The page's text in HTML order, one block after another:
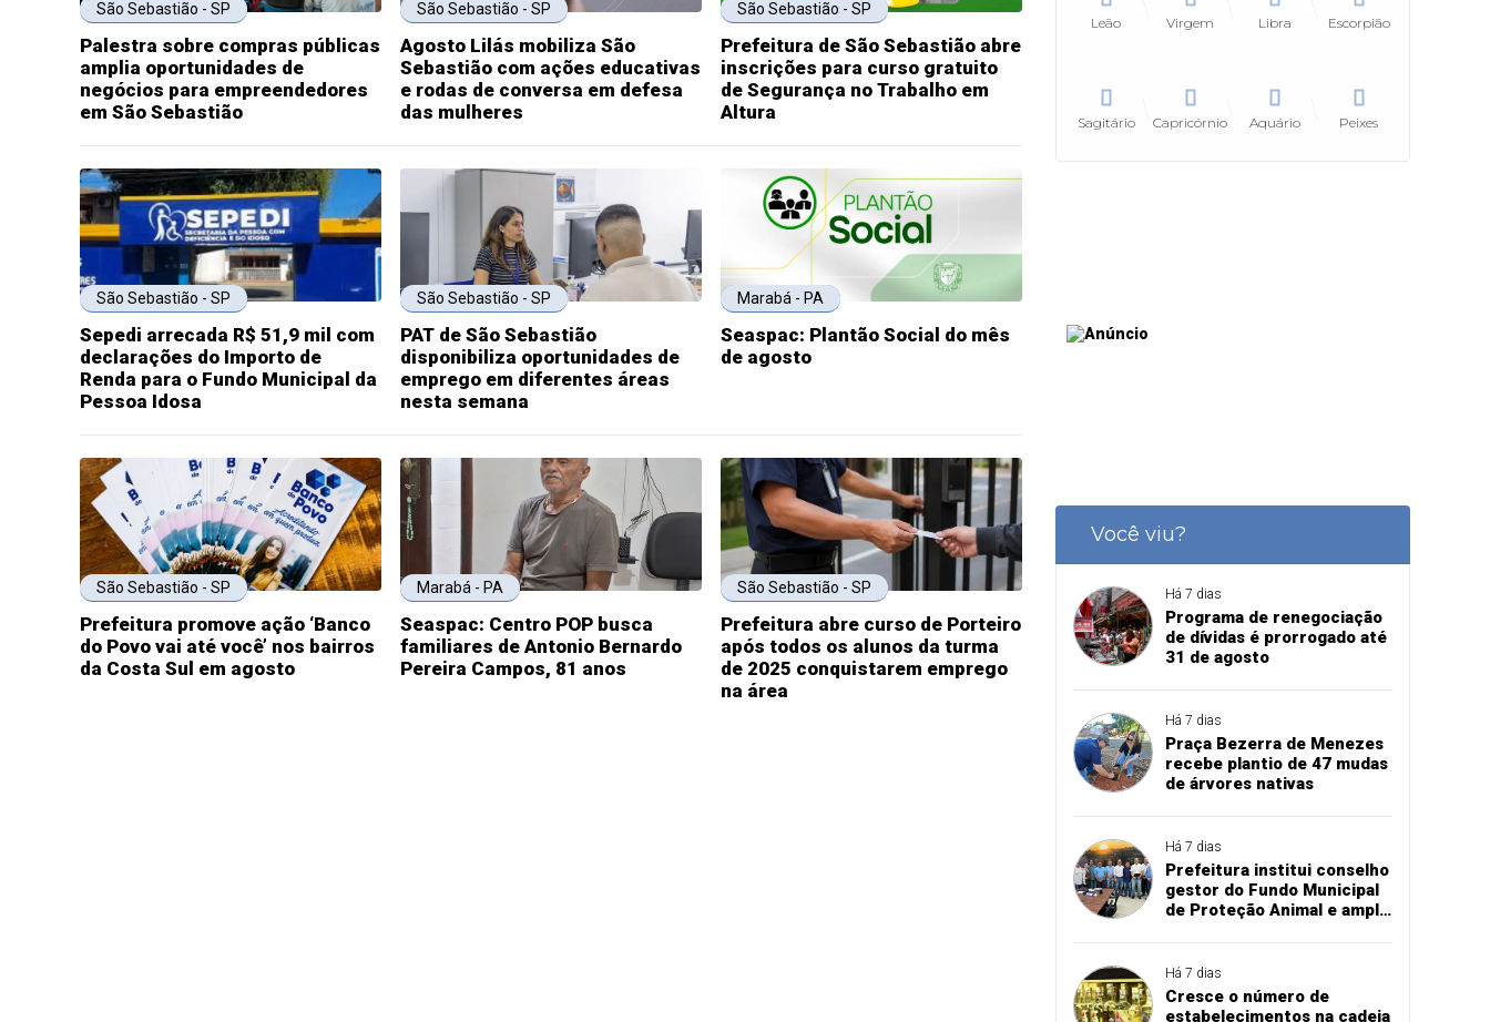
São Sebastião - SP
Palestra sobre compras públicas
amplia oportunidades de
negócios para empreendedores
em São Sebastião
São Sebastião - SP
Agosto Lilás mobiliza São
Sebastião com ações educativas
e rodas de conversa em defesa
das mulheres
São Sebastião - SP
Prefeitura de São Sebastião abre
inscrições para curso gratuito
de Segurança no Trabalho em
Altura
São Sebastião - SP
Sepedi arrecada R$ 51,9 mil com
declarações do Importo de
Renda para o Fundo Municipal da
Pessoa Idosa
São Sebastião - SP
PAT de São Sebastião
disponibiliza oportunidades de
emprego em diferentes áreas
nesta semana
Marabá - PA
Seaspac: Plantão Social do mês
de agosto
São Sebastião - SP
Prefeitura promove ação ‘Banco
do Povo vai até você’ nos bairros
da Costa Sul em agosto
Marabá - PA
Seaspac: Centro POP busca
familiares de Antonio Bernardo
Pereira Campos, 81 anos
São Sebastião - SP
Prefeitura abre curso de Porteiro
após todos os alunos da turma
de 2025 conquistarem emprego
na área
Leão Virgem Libra Escorpião
Sagitário Capricórnio Aquário Peixes
Você viu?
Há 7 dias
Programa de renegociação
de dívidas é prorrogado até
31 de agosto
Há 7 dias
Praça Bezerra de Menezes
recebe plantio de 47 mudas
de árvores nativas
Há 7 dias
Prefeitura institui conselho
gestor do Fundo Municipal
de Proteção Animal e amplia
Há 7 dias
Cresce o número de
estabelecimentos na cadeia